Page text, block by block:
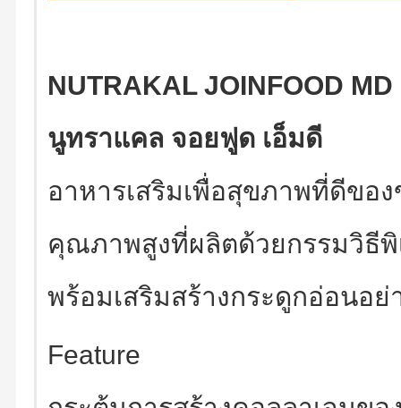
NUTRAKAL JOINFOOD MD
นูทราแคล จอยฟูด เอ็มดี
อาหารเสริมเพื่อสุขภาพที่ดีขอ
คุณภาพสูงที่ผลิตด้วยกรรมวิธีพิ
พร้อมเสริมสร้างกระดูกอ่อนอ
Feature